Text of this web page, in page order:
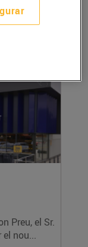
nou...
Preu, el Sr.
nou...